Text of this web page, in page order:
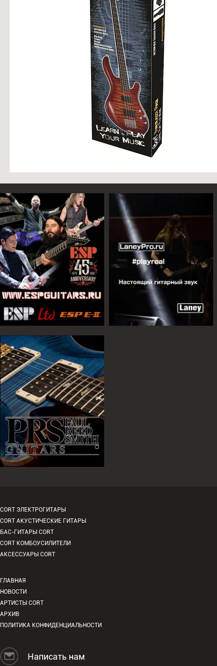
CORT ЭЛЕКТРОГИТАРЫ
CORT АКУСТИЧЕСКИЕ ГИТАРЫ
БАС-ГИТАРЫ CORT
CORT КОМБОУСИЛИТЕЛИ
АКСЕССУАРЫ CORT
ГЛАВНАЯ
НОВОСТИ
АРТИСТЫ CORT
АРХИВ
ПОЛИТИКА КОНФИДЕНЦИАЛЬНОСТИ
Написать нам